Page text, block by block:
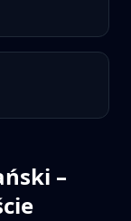
–